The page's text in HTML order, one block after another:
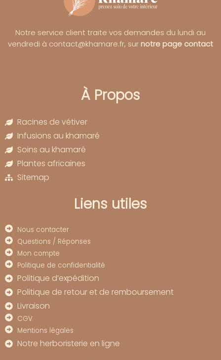
Notre service client traite vos demandes du lundi au
vendredi à contact@khamare.fr, sur notre page contact
À Propos
Racines de vétiver
Infusions au khamaré
Soins au khamaré
Plantes africaines
Sitemap
Liens utiles
Nous contacter
Questions / Réponses
Mon compte
Politique de confidentialité
Politique d’expédition
Politique de retour et de remboursement
Livraison
CGV
Mentions légales
Notre herboristerie en ligne